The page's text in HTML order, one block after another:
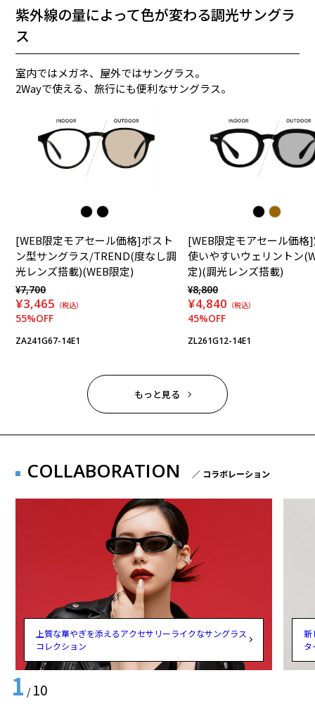
紫外線の量によって色が変わる調光サングラ
ス
室内ではメガネ、屋外ではサングラス。
2Wayで使える、旅行にも便利なサングラス。
[WEB限定モアセール価格]ボスト
ン型サングラス/TREND(度なし調
光レンズ搭載)(WEB限定)
¥7,700
¥3,465 （税込）
55%OFF
ZA241G67-14E1
[WEB限定モアセール価格
使いやすいウェリントン
定)(調光レンズ搭載)
¥8,800
¥4,840 （税込）
45%OFF
ZL261G12-14E1
もっと見る
COLLABORATION ／ コラボレーション
上質な華やぎを添えるアクセサリーライクなサングラス
コレクション
新
タ
1 / 10